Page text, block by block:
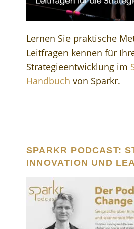
Lernen Sie praktische
Leitfragen kennen für
Strategieentwicklung im
Handbuch von Sparkr.
SPARKR PODCAST:
INNOVATION UND